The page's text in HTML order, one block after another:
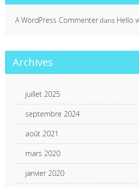
A WordPress Commenter dans Hello
Archives
juillet 2025
septembre 2024
août 2021
mars 2020
janvier 2020